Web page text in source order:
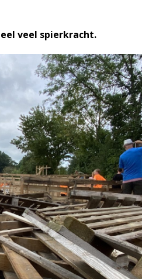
veel spierkracht.